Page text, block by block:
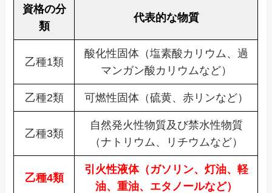
資格の分
類
代表的な物質
乙種1類
酸化性固体（塩素酸カリウム、過
マンガン酸カリウムなど）
乙種2類 可燃性固体（硫黄、赤リンなど）
乙種3類
自然発火性物質及び禁水性物質
（ナトリウム、リチウムなど）
乙種4類
引火性液体（ガソリン、灯油、軽
油、重油、エタノールなど）